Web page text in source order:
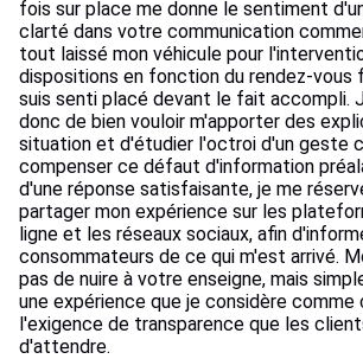
fois sur place me donne le sentiment
clarté dans votre communication
tout laissé mon véhicule pour
dispositions en fonction du rendez-vous
suis senti placé devant le fait accompli.
donc de bien vouloir m'apporter des
situation et d'étudier l'octroi d'un geste
compenser ce défaut d'information
d'une réponse satisfaisante, je me
partager mon expérience sur les
ligne et les réseaux sociaux, afin
consommateurs de ce qui m'est arrivé.
pas de nuire à votre enseigne, mais
une expérience que je considère comme
l'exigence de transparence que les
d'attendre.